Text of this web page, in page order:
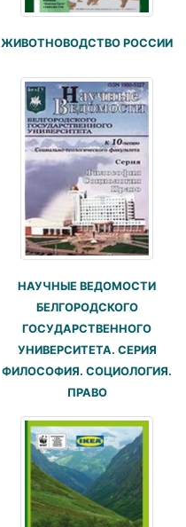
ЖИВОТНОВОДСТВО РОССИИ
НАУЧНЫЕ ВЕДОМОСТИ
БЕЛГОРОДСКОГО
ГОСУДАРСТВЕННОГО
УНИВЕРСИТЕТА. СЕРИЯ
ФИЛОСОФИЯ. СОЦИОЛОГИЯ.
ПРАВО